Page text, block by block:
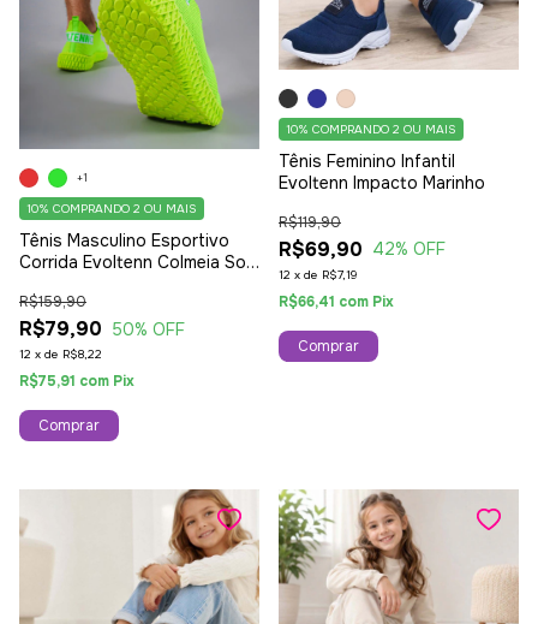
Tênis Masculino Esportivo
Corrida Evoltenn Colmeia Sola
R$79,90
R$159,90
50% OFF
12 x de R$8,22
10% COMPRANDO 2 OU MAIS
R$75,91 com Pix
+1
Comprar
Tênis Feminino Infantil
Evoltenn Impacto Marinho
R$69,90
R$119,90
42% OFF
12 x de R$7,19
10% COMPRANDO 2 OU MAIS
R$66,41 com Pix
Comprar